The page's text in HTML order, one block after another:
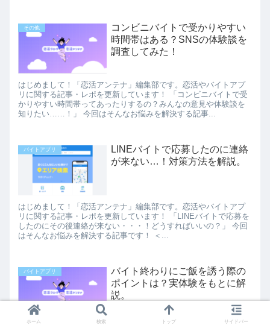
その他
コンビニバイトで受かりやすい
時間帯はある？SNSの体験談を
調査してみた！
はじめまして！「恋活アンテナ」編集部です。恋活やバイトアプ
リに関する記事・レポを更新しています！ 「コンビニバイトで受
かりやすい時間帯ってあったりするの？みんなの意見や体験談を
知りたい……！」 今回はそんなお悩みを解決する記事...
バイトアプリ
LINEバイトで応募したのに連絡
が来ない…！対策方法を解説。
はじめまして！「恋活アンテナ」編集部です。恋活やバイトアプ
リに関する記事・レポを更新しています！ 「LINEバイトで応募を
したのにその後連絡が来ない・・・！どうすればいいの？」 今回
はそんなお悩みを解決する記事です！ ＜...
バイトアプリ
バイト終わりにご飯を誘う際の
ポイントは？実体験をもとに解
説。
ホーム 検索 トップ サイドバー